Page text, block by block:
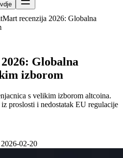
recenzija 2026: Globalna
Globalna
izborom
s velikim izborom altcoina.
proslosti i nedostatak EU regulacije
2026-02-20